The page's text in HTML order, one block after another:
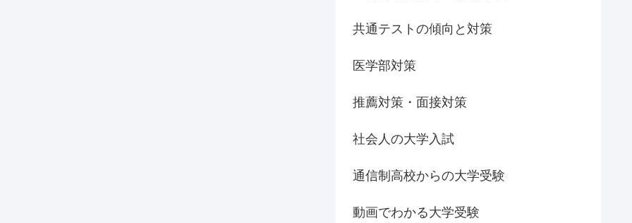
共通テストの傾向と対策
医学部対策
推薦対策・面接対策
社会人の大学入試
通信制高校からの大学受験
動画でわかる大学受験